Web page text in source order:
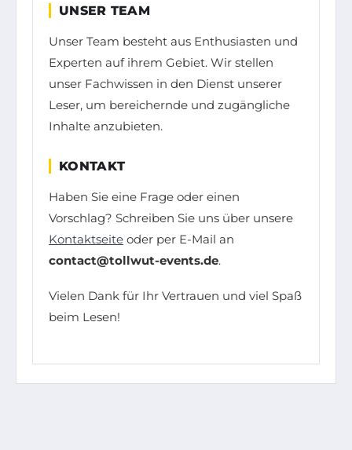
UNSER TEAM
Unser Team besteht aus Enthusiasten und
Experten auf ihrem Gebiet. Wir stellen
unser Fachwissen in den Dienst unserer
Leser, um bereichernde und zugängliche
Inhalte anzubieten.
KONTAKT
Haben Sie eine Frage oder einen
Vorschlag? Schreiben Sie uns über unsere
Kontaktseite oder per E-Mail an
contact@tollwut-events.de.
Vielen Dank für Ihr Vertrauen und viel Spaß
beim Lesen!